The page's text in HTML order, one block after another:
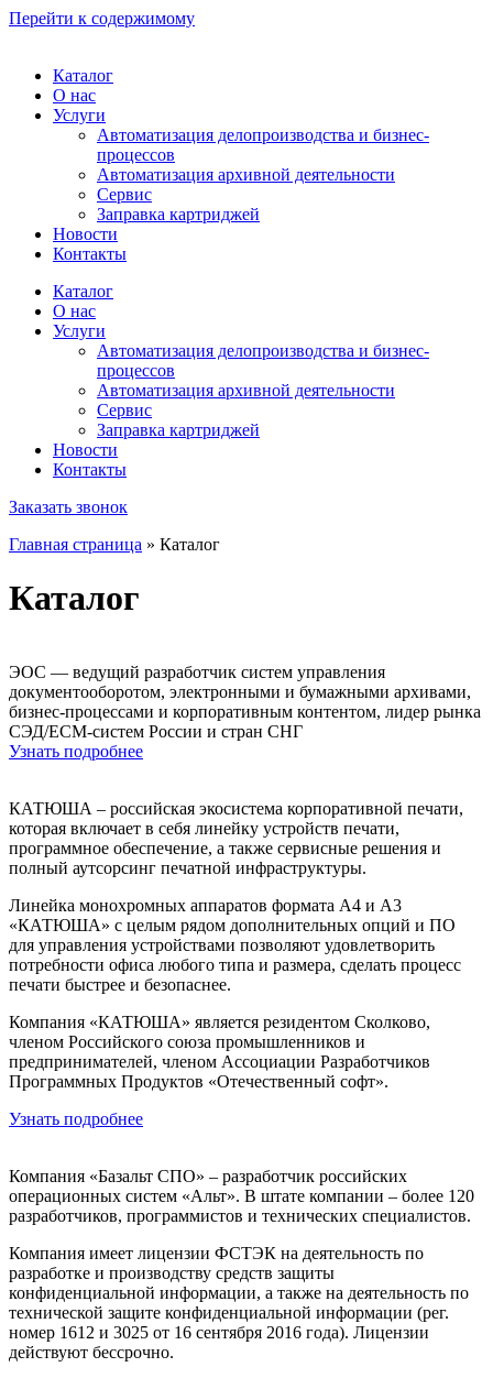
Перейти к содержимому
Каталог
О нас
Услуги
Автоматизация делопроизводства и бизнес-
процессов
Автоматизация архивной деятельности
Сервис
Заправка картриджей
Новости
Контакты
Каталог
О нас
Услуги
Автоматизация делопроизводства и бизнес-
процессов
Автоматизация архивной деятельности
Сервис
Заправка картриджей
Новости
Контакты
Заказать звонок
Главная страница » Каталог
Каталог
ЭОС — ведущий разработчик систем управления
документооборотом, электронными и бумажными архивами,
бизнес-процессами и корпоративным контентом, лидер рынка
СЭД/ECM-систем России и стран СНГ
Узнать подробнее
КАТЮША – российская экосистема корпоративной печати,
которая включает в себя линейку устройств печати,
программное обеспечение, а также сервисные решения и
полный аутсорсинг печатной инфраструктуры.
Линейка монохромных аппаратов формата А4 и А3
«КАТЮША» с целым рядом дополнительных опций и ПО
для управления устройствами позволяют удовлетворить
потребности офиса любого типа и размера, сделать процесс
печати быстрее и безопаснее.
Компания «КАТЮША» является резидентом Сколково,
членом Российского союза промышленников и
предпринимателей, членом Ассоциации Разработчиков
Программных Продуктов «Отечественный софт».
Узнать подробнее
Компания «Базальт СПО» – разработчик российских
операционных систем «Альт». В штате компании – более 120
разработчиков, программистов и технических специалистов.
Компания имеет лицензии ФСТЭК на деятельность по
разработке и производству средств защиты
конфиденциальной информации, а также на деятельность по
технической защите конфиденциальной информации (рег.
номер 1612 и 3025 от 16 сентября 2016 года). Лицензии
действуют бессрочно.